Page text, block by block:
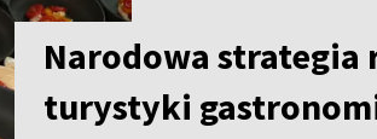
Narodowa strategia
turystyki